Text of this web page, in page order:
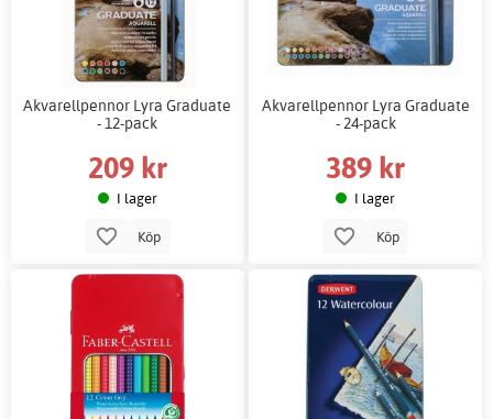
Akvarellpennor Lyra Graduate
- 12-pack
209 kr
I lager
Köp
Akvarellpennor Lyra Graduate
- 24-pack
389 kr
I lager
Köp